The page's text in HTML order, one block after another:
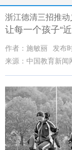
浙江德清三招推
让每一个孩子“
作者：施敏丽
发布
来源：中国教育新闻